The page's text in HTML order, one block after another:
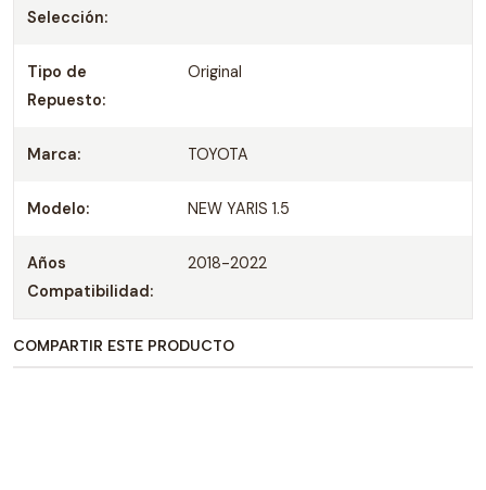
Selección:
Tipo de
Repuesto:
Original
Marca: TOYOTA
Modelo: NEW YARIS 1.5
Años
Compatibilidad:
2018-2022
COMPARTIR ESTE PRODUCTO